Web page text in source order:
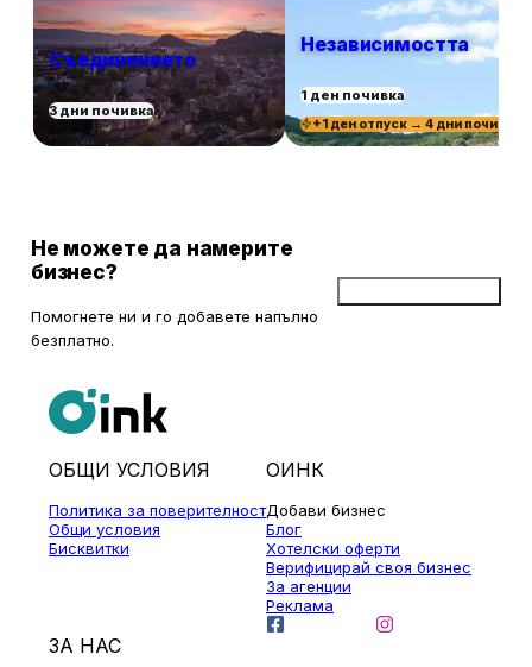
Съединението
3 дни почивка
Независимостта
1 ден почивка
+1 ден отпуск → 4 дни почивка
Не можете да намерите
бизнес?
Помогнете ни и го добавете напълно
безплатно.
ОБЩИ УСЛОВИЯ
Политика за поверителност
Общи условия
Бисквитки
ОИНК
Добави бизнес
Блог
Хотелски оферти
Верифицирай своя бизнес
За агенции
Реклама
ЗА НАС